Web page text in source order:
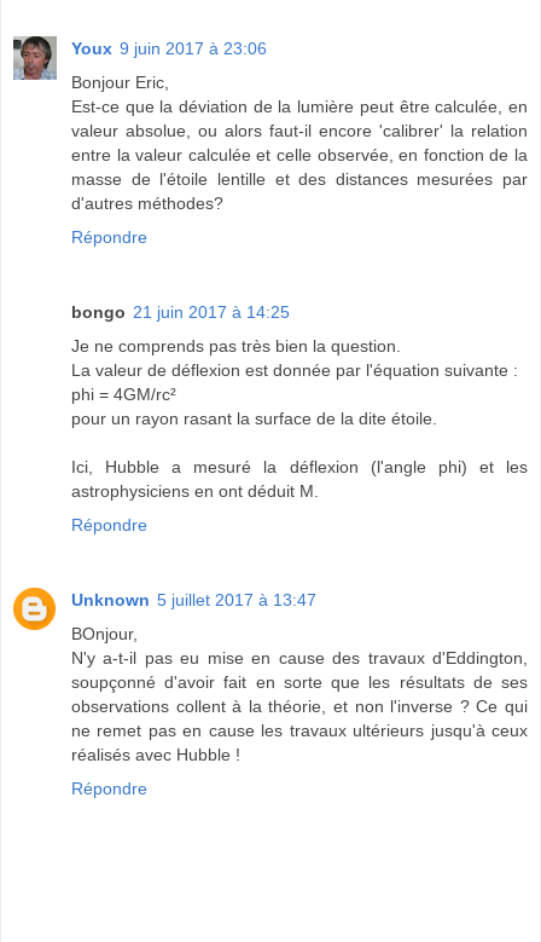
Youx 9 juin 2017 à 23:06
Bonjour Eric,
Est-ce que la déviation de la lumière peut être calculée, en
valeur absolue, ou alors faut-il encore 'calibrer' la relation
entre la valeur calculée et celle observée, en fonction de la
masse de l'étoile lentille et des distances mesurées par
d'autres méthodes?
Répondre
bongo 21 juin 2017 à 14:25
Je ne comprends pas très bien la question.
La valeur de déflexion est donnée par l'équation suivante :
phi = 4GM/rc²
pour un rayon rasant la surface de la dite étoile.
Ici, Hubble a mesuré la déflexion (l'angle phi) et les
astrophysiciens en ont déduit M.
Répondre
Unknown 5 juillet 2017 à 13:47
BOnjour,
N'y a-t-il pas eu mise en cause des travaux d'Eddington,
soupçonné d'avoir fait en sorte que les résultats de ses
observations collent à la théorie, et non l'inverse ? Ce qui
ne remet pas en cause les travaux ultérieurs jusqu'à ceux
réalisés avec Hubble !
Répondre